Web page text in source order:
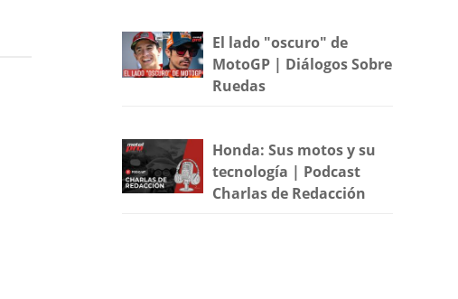
El lado "oscuro" de
MotoGP | Diálogos Sobre
Ruedas
Honda: Sus motos y su
tecnología | Podcast
Charlas de Redacción